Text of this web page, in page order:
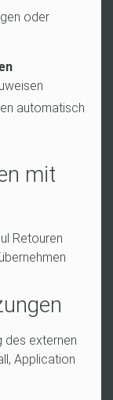
oder
automatisch
mit
Retouren
des externen
Application